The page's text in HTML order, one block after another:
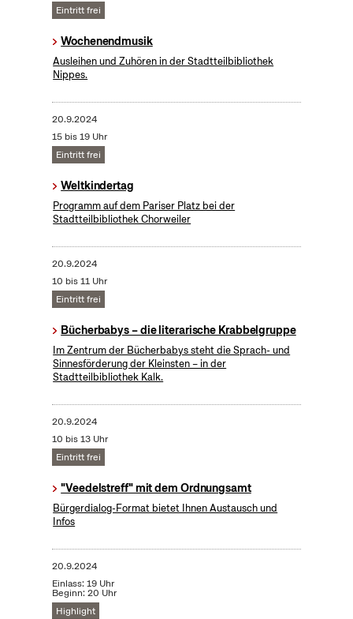
Eintritt frei
Wochenendmusik
Ausleihen und Zuhören in der Stadtteilbibliothek
Nippes.
20.9.2024
15 bis 19 Uhr
Eintritt frei
Weltkindertag
Programm auf dem Pariser Platz bei der
Stadtteilbibliothek Chorweiler
20.9.2024
10 bis 11 Uhr
Eintritt frei
Bücherbabys – die literarische Krabbelgruppe
Im Zentrum der Bücherbabys steht die Sprach- und
Sinnesförderung der Kleinsten – in der
Stadtteilbibliothek Kalk.
20.9.2024
10 bis 13 Uhr
Eintritt frei
"Veedelstreff" mit dem Ordnungsamt
Bürgerdialog-Format bietet Ihnen Austausch und
Infos
20.9.2024
Einlass: 19 Uhr
Beginn: 20 Uhr
Highlight